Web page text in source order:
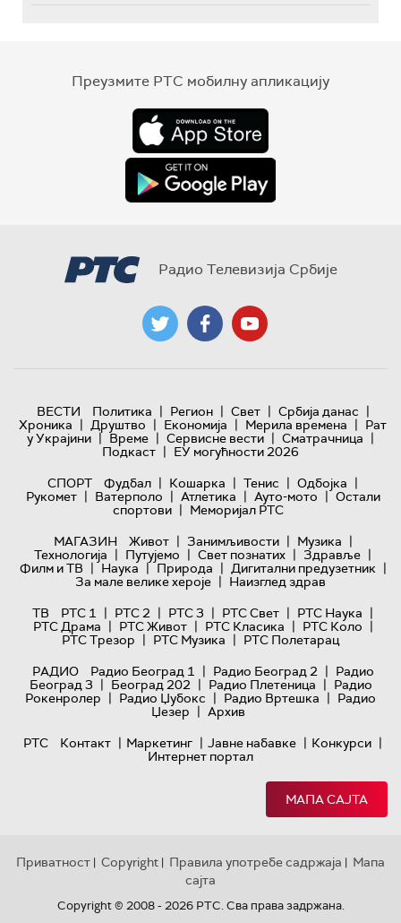
Преузмите РТС мобилну апликацију
Радио Телевизија Србије
ВЕСТИ Политика | Регион | Свет | Србија данас |
Хроника | Друштво | Економија | Мерила времена | Рат
у Украјини | Време | Сервисне вести | Сматрачница |
Подкаст | ЕУ могућности 2026
СПОРТ
Фудбал | Кошарка | Тенис | Одбојка |
Рукомет | Ватерполо | Атлетика | Ауто-мото | Остали
спортови | Меморијал РТС
МАГАЗИН
Живот | Занимљивости | Музика |
Технологијa | Путујемо | Свет познатих | Здравље |
Филм и ТВ | Наука | Природа | Дигитални предузетник |
За мале велике хероје | Наизглед здрав
ТВ
РТС 1 | РТС 2 | РТС 3 | РТС Свет | РТС Наука |
РТС Драма | РТС Живот | РТС Класика | РТС Коло |
РТС Трезор | РТС Музика | РТС Полетарац
РАДИО
Радио Београд 1 | Радио Београд 2 | Радио
Београд 3 | Београд 202 | Радио Плетеница | Радио
Рокенролер | Радио Џубокс | Радио Вртешка | Радио
Џезер | Архив
РТС
Контакт | Маркетинг | Јавне набавке | Конкурси |
Интернет портал
МАПА САЈТА
Приватност | Copyright | Правила употребе садржаја | Мапа
сајта
Copyright © 2008 - 2026 РТС. Сва права задржана.